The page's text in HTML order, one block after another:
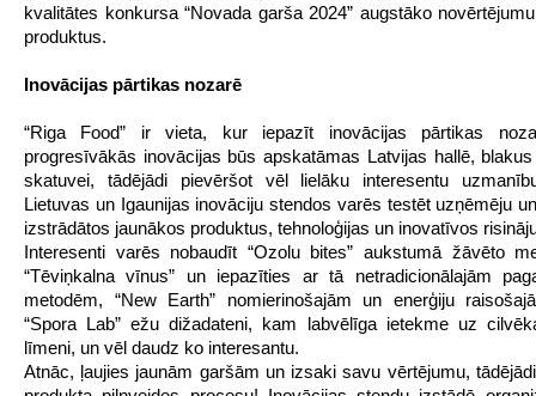
kvalitātes konkursa “Novada garša 2024” augstāko
produktus.
Inovācijas pārtikas nozarē
“Riga Food” ir vieta, kur iepazīt inovācijas pārtikas
progresīvākās inovācijas būs apskatāmas Latvijas hallē,
skatuvei, tādējādi pievēršot vēl lielāku interesentu
Lietuvas un Igaunijas inovāciju stendos varēs testēt uzņēmēju
izstrādātos jaunākos produktus, tehnoloģijas un inovatīvos
Interesenti varēs nobaudīt “Ozolu bites” aukstumā žāvēto
“Tēviņkalna vīnus” un iepazīties ar tā netradicionālajām
metodēm, “New Earth” nomierinošajām un enerģiju
“Spora Lab” ežu dižadateni, kam labvēlīga ietekme uz
līmeni, un vēl daudz ko interesantu.
Atnāc, ļaujies jaunām garšām un izsaki savu vērtējumu,